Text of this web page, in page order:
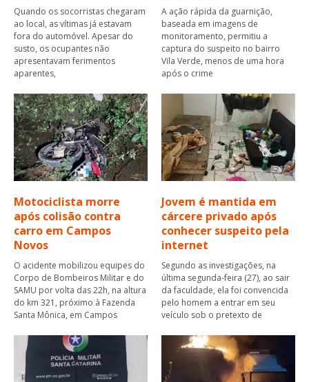
Quando os socorristas chegaram
ao local, as vítimas já estavam
fora do automóvel. Apesar do
susto, os ocupantes não
apresentavam ferimentos
aparentes,
A ação rápida da guarnição,
baseada em imagens de
monitoramento, permitiu a
captura do suspeito no bairro
Vila Verde, menos de uma hora
após o crime
Motociclista morre
após colisão contra
carro em Campos
Novos
O acidente mobilizou equipes do
Corpo de Bombeiros Militar e do
SAMU por volta das 22h, na altura
do km 321, próximo à Fazenda
Santa Mônica, em Campos
Jovem é mantida em
cárcere privado após
conhecer suspeito pela
internet
Segundo as investigações, na
última segunda-feira (27), ao sair
da faculdade, ela foi convencida
pelo homem a entrar em seu
veículo sob o pretexto de